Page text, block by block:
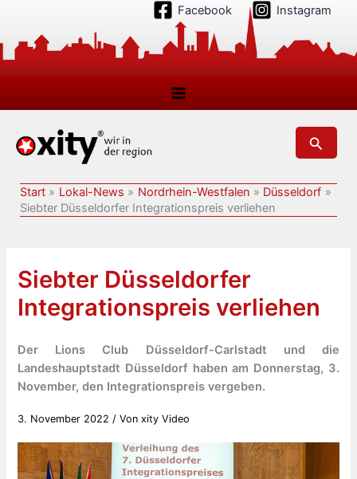
springen
Facebook Instagram
Suchen
Start Lokal-News Nordrhein-Westfalen
Düsseldorf
Siebter Düsseldorfer Integrationspreis verliehen
Siebter Düsseldorfer
Integrationspreis verliehen
Der Lions Club Düsseldorf-Carlstadt und die
Landeshauptstadt Düsseldorf haben am Donnerstag, 3.
November, den Integrationspreis vergeben.
3. November 2022 / Vonxity Video